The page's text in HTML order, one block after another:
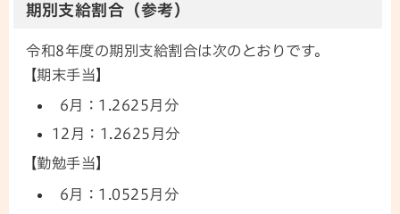
期別支給割合（参考）
令和8年度の期別支給割合は次のとおりです。
【期末手当】
6月：1.2625月分
12月：1.2625月分
【勤勉手当】
6月：1.0525月分